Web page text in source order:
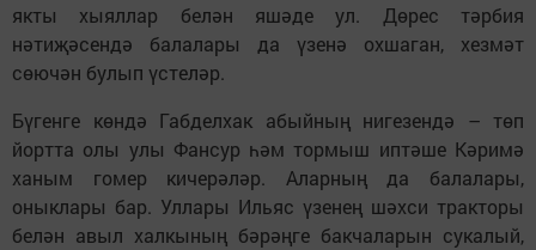
якты хыяллар белән яшәде ул. Дөрес тәрбия
нәтиҗәсендә балалары да үзенә охшаган, хезмәт
сөючән булып үстеләр.
Бүгенге көндә Габделхак абыйның нигезендә – төп
йортта олы улы Фансур һәм тормыш иптәше Кәримә
ханым гомер кичерәләр. Аларның да балалары,
оныклары бар. Уллары Ильяс үзенең шәхси тракторы
белән авыл халкының бәрәңге бакчаларын сукалый,